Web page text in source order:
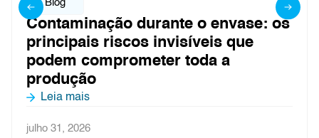
Blog
Contaminação durante o envase: os
principais riscos invisíveis que
podem comprometer toda a
produção
Leia mais
julho 31, 2026